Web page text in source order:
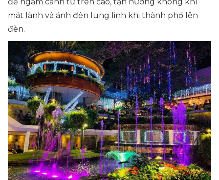
mát lành và ánh đèn lung linh khi thành phố lên
đèn.